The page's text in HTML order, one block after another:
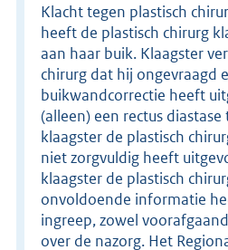
Klacht tegen plastisch
heeft de plastisch chirurg
aan haar buik. Klaagster
chirurg dat hij ongevraagd
buikwandcorrectie heeft
(alleen) een rectus
klaagster de plastisch
niet zorgvuldig heeft
klaagster de plastisch
onvoldoende informatie
ingreep, zowel
over de nazorg. Het